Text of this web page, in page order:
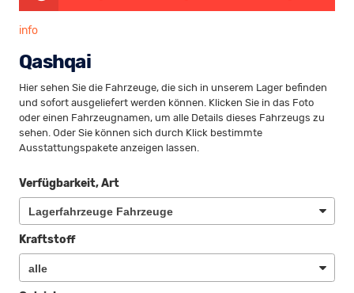
info
Qashqai
Hier sehen Sie die Fahrzeuge, die sich in unserem Lager befinden
und sofort ausgeliefert werden können. Klicken Sie in das Foto
oder einen Fahrzeugnamen, um alle Details dieses Fahrzeugs zu
sehen. Oder Sie können sich durch Klick bestimmte
Ausstattungspakete anzeigen lassen.
Verfügbarkeit, Art
Kraftstoff